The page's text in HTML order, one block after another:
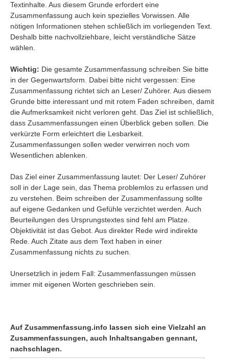
Textinhalte. Aus diesem Grunde erfordert eine
Zusammenfassung auch kein spezielles Vorwissen. Alle
nötigen Informationen stehen schließlich im vorliegenden Text.
Deshalb bitte nachvollziehbare, leicht verständliche Sätze
wählen.
Wichtig: Die gesamte Zusammenfassung schreiben Sie bitte
in der Gegenwartsform. Dabei bitte nicht vergessen: Eine
Zusammenfassung richtet sich an Leser/ Zuhörer. Aus diesem
Grunde bitte interessant und mit rotem Faden schreiben, damit
die Aufmerksamkeit nicht verloren geht. Das Ziel ist schließlich,
dass Zusammenfassungen einen Überblick geben sollen. Die
verkürzte Form erleichtert die Lesbarkeit.
Zusammenfassungen sollen weder verwirren noch vom
Wesentlichen ablenken.
Das Ziel einer Zusammenfassung lautet: Der Leser/ Zuhörer
soll in der Lage sein, das Thema problemlos zu erfassen und
zu verstehen. Beim schreiben der Zusammenfassung sollte
auf eigene Gedanken und Gefühle verzichtet werden. Auch
Beurteilungen des Ursprungstextes sind fehl am Platze.
Objektivität ist das Gebot. Aus direkter Rede wird indirekte
Rede. Auch Zitate aus dem Text haben in einer
Zusammenfassung nichts zu suchen.
Unersetzlich in jedem Fall: Zusammenfassungen müssen
immer mit eigenen Worten geschrieben sein.
Auf Zusammenfassung.info lassen sich eine Vielzahl an
Zusammenfassungen, auch Inhaltsangaben gennant,
nachschlagen.